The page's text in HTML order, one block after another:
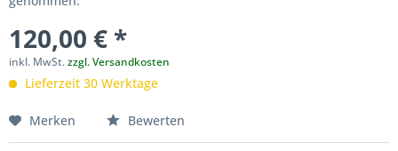
120,00 € *
inkl. MwSt.zzgl. Versandkosten
Lieferzeit 30 Werktage
Merken Bewerten